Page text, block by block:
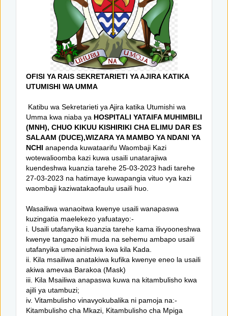
OFISI YA RAIS SEKRETARIETI YA AJIRA KATIKA
UTUMISHI WA UMMA
Katibu wa Sekretarieti ya Ajira katika Utumishi wa
Umma kwa niaba ya HOSPITALI YATAIFA MUHIMBILI
(MNH), CHUO KIKUU KISHIRIKI CHA ELIMU DAR ES
SALAAM (DUCE),WIZARA YA MAMBO YA NDANI YA
NCHI anapenda kuwataarifu Waombaji Kazi
wotewalioomba kazi kuwa usaili unatarajiwa
kuendeshwa kuanzia tarehe 25-03-2023 hadi tarehe
27-03-2023 na hatimaye kuwapangia vituo vya kazi
waombaji kaziwatakaofaulu usaili huo.
Wasailiwa wanaoitwa kwenye usaili wanapaswa
kuzingatia maelekezo yafuatayo:-
i. Usaili utafanyika kuanzia tarehe kama ilivyooneshwa
kwenye tangazo hili muda na sehemu ambapo usaili
utafanyika umeainishwa kwa kila Kada.
ii. Kila msailiwa anatakiwa kufika kwenye eneo la usaili
akiwa amevaa Barakoa (Mask)
iii. Kila Msailiwa anapaswa kuwa na kitambulisho kwa
ajili ya utambuzi;
iv. Vitambulisho vinavyokubalika ni pamoja na:-
Kitambulisho cha Mkazi, Kitambulisho cha Mpiga